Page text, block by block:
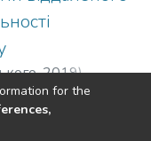
,2019)
Максимович
for the